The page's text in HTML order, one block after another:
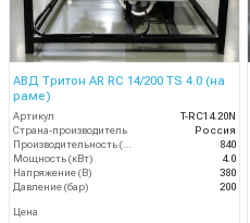
АВД Тритон AR RC 14/200 TS 4.0 (на
раме)
Артикул
T-RС14.20N
Страна-производитель
Россия
Производительность (л/ч)
840
Мощность (кВт)
4.0
Напряжение (В)
380
Давление (бар)
200
Цена